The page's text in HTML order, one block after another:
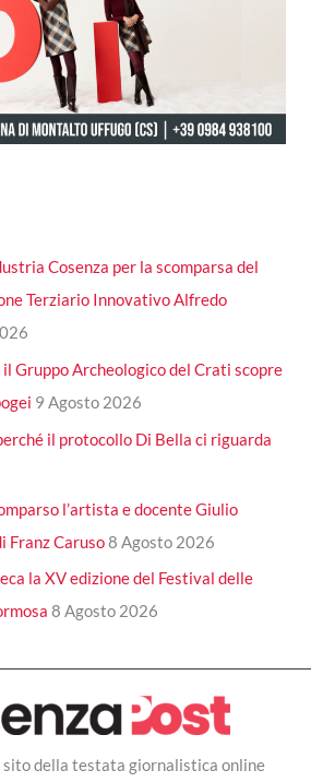
Cosenza per la scomparsa del
Terziario Innovativo Alfredo
Gruppo Archeologico del Crati scopre
9 Agosto 2026
il protocollo Di Bella ci riguarda
l’artista e docente Giulio
Franz Caruso8 Agosto 2026
la XV edizione del Festival delle
8 Agosto 2026
sito della testata giornalistica online